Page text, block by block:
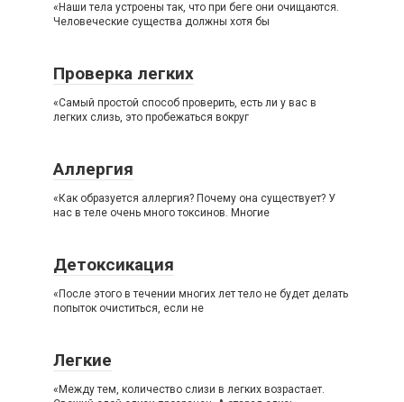
«Наши тела устроены так, что при беге они очищаются.
Человеческие существа должны хотя бы
Проверка легких
«Самый простой способ проверить, есть ли у вас в
легких слизь, это пробежаться вокруг
Аллергия
«Как образуется аллергия? Почему она существует? У
нас в теле очень много токсинов. Многие
Детоксикация
«После этого в течении многих лет тело не будет делать
попыток очиститься, если не
Легкие
«Между тем, количество слизи в легких возрастает.